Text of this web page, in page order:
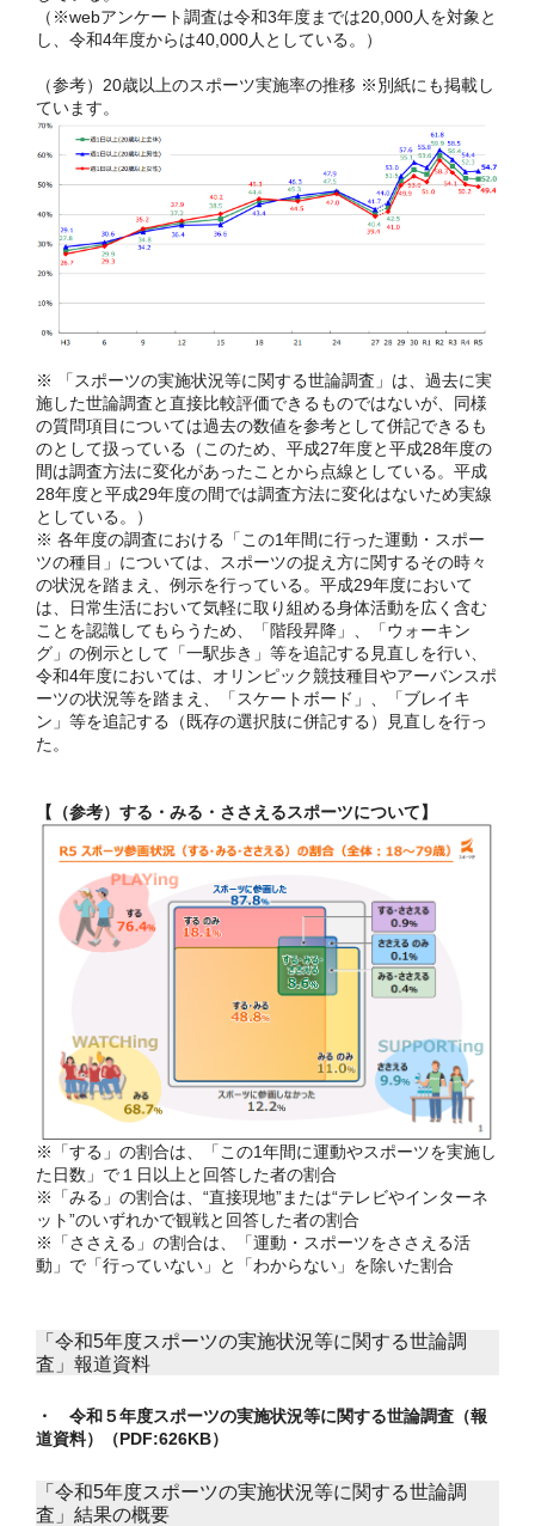
（※webアンケート調査は令和3年度までは20,000人を対象と
し、令和4年度からは40,000人としている。）
（参考）20歳以上のスポーツ実施率の推移 ※別紙にも掲載し
ています。
※ 「スポーツの実施状況等に関する世論調査」は、過去に実
施した世論調査と直接比較評価できるものではないが、同様
の質問項目については過去の数値を参考として併記できるも
のとして扱っている（このため、平成27年度と平成28年度の
間は調査方法に変化があったことから点線としている。平成
28年度と平成29年度の間では調査方法に変化はないため実線
としている。）
※ 各年度の調査における「この1年間に行った運動・スポー
ツの種目」については、スポーツの捉え方に関するその時々
の状況を踏まえ、例示を行っている。平成29年度において
は、日常生活において気軽に取り組める身体活動を広く含む
ことを認識してもらうため、「階段昇降」、「ウォーキン
グ」の例示として「一駅歩き」等を追記する見直しを行い、
令和4年度においては、オリンピック競技種目やアーバンスポ
ーツの状況等を踏まえ、「スケートボード」、「ブレイキ
ン」等を追記する（既存の選択肢に併記する）見直しを行っ
た。
【（参考）する・みる・ささえるスポーツについて】
※「する」の割合は、「この1年間に運動やスポーツを実施し
た日数」で１日以上と回答した者の割合
※「みる」の割合は、“直接現地”または“テレビやインターネ
ット”のいずれかで観戦と回答した者の割合
※「ささえる」の割合は、「運動・スポーツをささえる活
動」で「行っていない」と「わからない」を除いた割合
「令和5年度スポーツの実施状況等に関する世論調
査」報道資料
・ 令和５年度スポーツの実施状況等に関する世論調査（報
道資料）（PDF:626KB）
「令和5年度スポーツの実施状況等に関する世論調
査」結果の概要